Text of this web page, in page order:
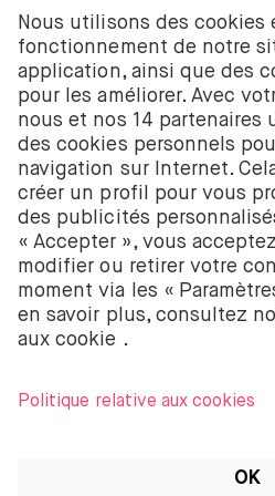
Les services
actions et les ETF sont fournis
est enregistré auprès de la
néerlandaise à Amsterdam
58403949. BUX B.V. est
l’Autorité néerlandaise des
(Autoriteit Financiële
BUX B.V. ne fournit pas de
et les investisseurs
propres décisions ou
indépendants. Investir
valeur des investissements
investissement.
iTunes sont des marques